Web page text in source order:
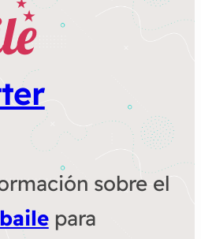
sobre el
para